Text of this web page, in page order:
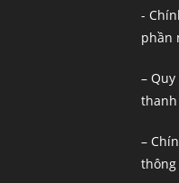
-
phần
–
–